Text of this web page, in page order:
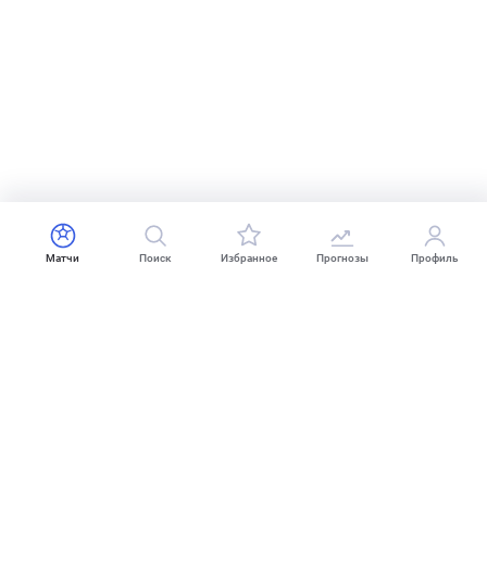
Матчи Поиск Избранное Прогнозы Профиль